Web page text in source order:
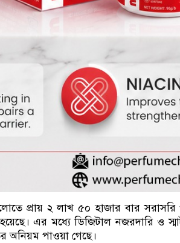
প্রায় ২ লাখ ৫০ হাজার বার সরাসরি
এর মধ্যে ডিজিটাল নজরদারি ও
অনিয়ম পাওয়া গেছে।